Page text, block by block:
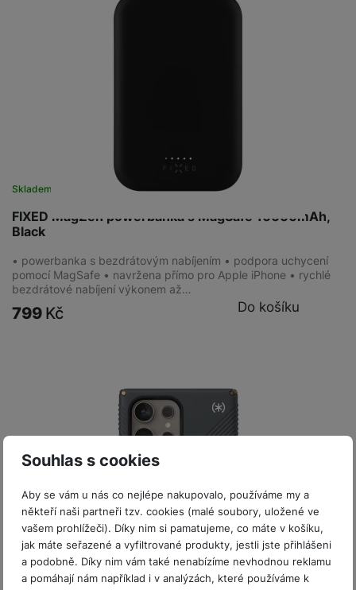
Souhlas s cookies
Aby se vám u nás co nejlépe nakupovalo, používáme my a
někteří naši partneři tzv. cookies (malé soubory, uložené ve
vašem prohlížeči). Díky nim si pamatujeme, co máte v košíku,
jak máte seřazené a vyfiltrované produkty, jestli jste přihlášeni
a podobně. Díky nim vám také nenabízíme nevhodnou reklamu
a pomáhají nám například i v analýzách, které používáme k
FIXED MagZen powerbanka s MagSafe 10000mAh,
Black
Skladem
• powerbanka s bezdrátovým nabíjením • podpora uchycení
pomocí MagSafe • navržena přímo pro Apple iPhone • rychlé
bezdrátové nabíjení výkonem až…
799 Kč Do košíku